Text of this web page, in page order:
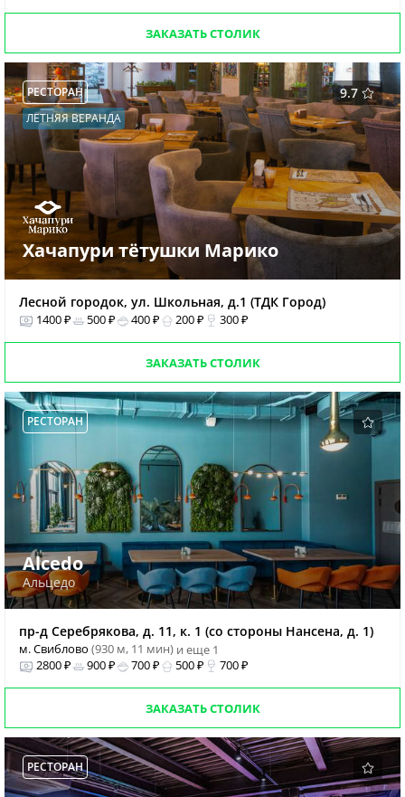
ЗАКАЗАТЬ СТОЛИК
9.7
РЕСТОРАН
ЛЕТНЯЯ ВЕРАНДА
Хачапури тётушки Марико
Лесной городок, ул. Школьная, д.1 (ТДК Город)
1400 ₽ 500 ₽ 400 ₽ 200 ₽ 300 ₽
ЗАКАЗАТЬ СТОЛИК
РЕСТОРАН
Alcedo
Альцедо
пр-д Серебрякова, д. 11, к. 1 (со стороны Нансена, д. 1)
м. Свиблово (930 м, 11 мин) и еще 1
2800 ₽
900 ₽ 700 ₽ 500 ₽ 700 ₽
ЗАКАЗАТЬ СТОЛИК
РЕСТОРАН